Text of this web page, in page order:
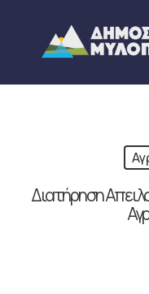
content
Διατήρηση